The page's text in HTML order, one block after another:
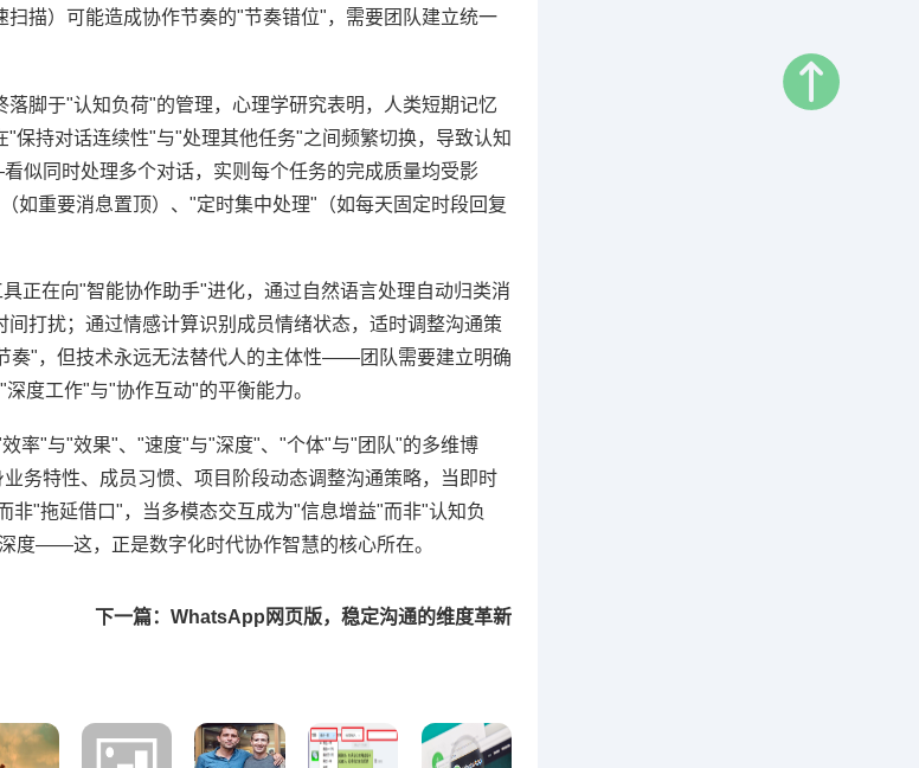
描）可能造成协作节奏的"节奏错位"，需要团队建立统一
脚于"认知负荷"的管理，心理学研究表明，人类短期记忆
保持对话连续性"与"处理其他任务"之间频繁切换，导致认知
似同时处理多个对话，实则每个任务的完成质量均受影
如重要消息置顶）、"定时集中处理"（如每天固定时段回复
正在向"智能协作助手"进化，通过自然语言处理自动归类消
打扰；通过情感计算识别成员情绪状态，适时调整沟通策
奏"，但技术永远无法替代人的主体性——团队需要建立明确
度工作"与"协作互动"的平衡能力。
率"与"效果"、"速度"与"深度"、"个体"与"团队"的多维博
务特性、成员习惯、项目阶段动态调整沟通策略，当即时
"拖延借口"，当多模态交互成为"信息增益"而非"认知负
度——这，正是数字化时代协作智慧的核心所在。
下一篇：WhatsApp网页版，稳定沟通的维度革新